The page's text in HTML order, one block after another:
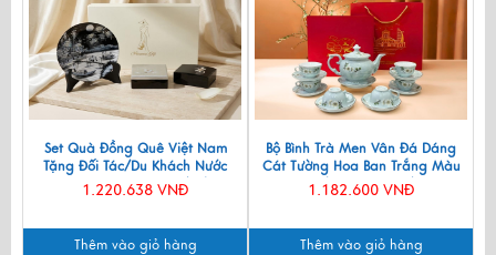
Set Quà Đồng Quê Việt Nam
Tặng Đối Tác/Du Khách Nước
Ngoài - Đĩa Sơn Mài/ Hộp
1.220.638 VNĐ
Thêm vào giỏ hàng
Bộ Bình Trà Men Vân Đá Dáng
Cát Tường Hoa Ban Trắng Màu
Xanh Lam VBT12/8
1.182.600 VNĐ
Thêm vào giỏ hàng